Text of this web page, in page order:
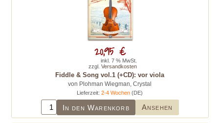
Fiddle & Song vol.1 (+CD): vor viola
von Plohman Wiegman, Crystal
Lieferzeit:2-4 Wochen (DE)
In den Warenkorb Ansehen
20,95 €
inkl. 7 % MwSt.
zzgl. Versandkosten